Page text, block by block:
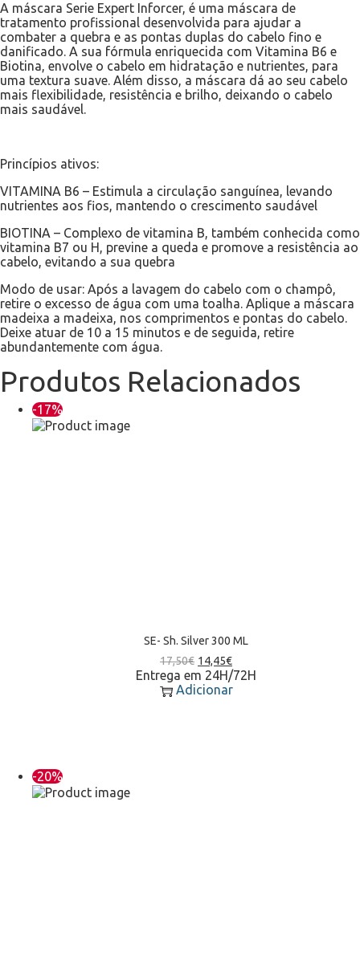
A máscara Serie Expert Inforcer, é uma máscara de
tratamento profissional desenvolvida para ajudar a
combater a quebra e as pontas duplas do cabelo fino e
danificado. A sua fórmula enriquecida com Vitamina B6 e
Biotina, envolve o cabelo em hidratação e nutrientes, para
uma textura suave. Além disso, a máscara dá ao seu cabelo
mais flexibilidade, resistência e brilho, deixando o cabelo
mais saudável.
Princípios ativos:
VITAMINA B6 – Estimula a circulação sanguínea, levando
nutrientes aos fios, mantendo o crescimento saudável
BIOTINA – Complexo de vitamina B, também conhecida como
vitamina B7 ou H, previne a queda e promove a resistência ao
cabelo, evitando a sua quebra
Modo de usar: Após a lavagem do cabelo com o champô,
retire o excesso de água com uma toalha. Aplique a máscara
madeixa a madeixa, nos comprimentos e pontas do cabelo.
Deixe atuar de 10 a 15 minutos e de seguida, retire
abundantemente com água.
Produtos Relacionados
-17%
SE- Sh. Silver 300 ML
17,50€ 14,45€
Entrega em 24H/72H
Adicionar
-20%